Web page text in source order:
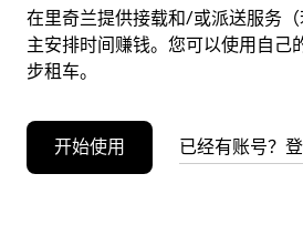
在里奇兰提供接载和/或派送服务
主安排时间赚钱。您可以使用自己
步租车。
开始使用 已经有账号？